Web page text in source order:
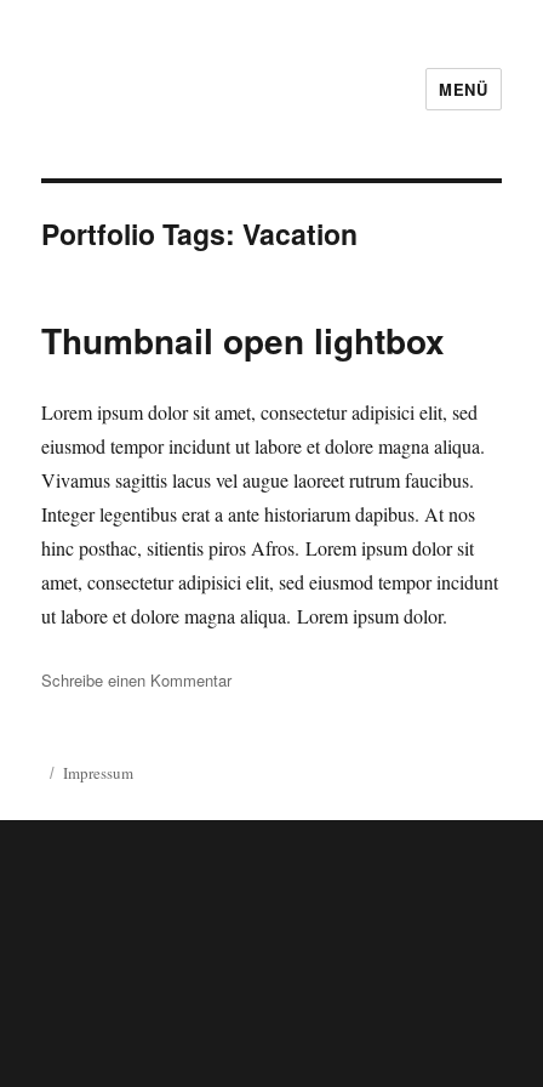
MENÜ
Portfolio Tags:Vacation
Thumbnail open lightbox
Lorem ipsum dolor sit amet, consectetur adipisici elit, sed
eiusmod tempor incidunt ut labore et dolore magna aliqua.
Vivamus sagittis lacus vel augue laoreet rutrum faucibus.
Integer legentibus erat a ante historiarum dapibus. At nos
hinc posthac, sitientis piros Afros. Lorem ipsum dolor sit
amet, consectetur adipisici elit, sed eiusmod tempor incidunt
ut labore et dolore magna aliqua. Lorem ipsum dolor.
Schreibe einen Kommentarzu
Impressum